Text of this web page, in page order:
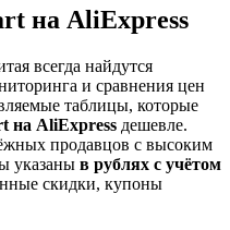
на AliExpress
всегда найдутся
и сравнения цен
таблицы, которые
на AliExpress дешевле.
продавцов с высоким
указаны в рублях с учётом
скидки, купоны